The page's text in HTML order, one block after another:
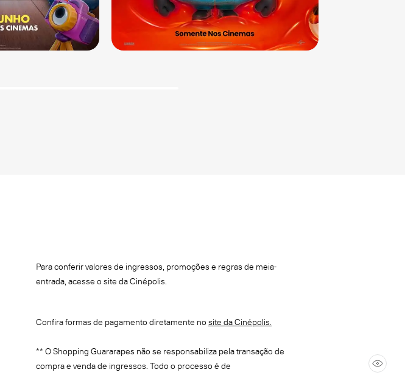
Para conferir valores de ingressos, promoções e regras de meia-
entrada, acesse o site da Cinépolis.
Confira formas de pagamento diretamente no site da Cinépolis.
** O Shopping Guararapes não se responsabiliza pela transação de
compra e venda de ingressos. Todo o processo é de